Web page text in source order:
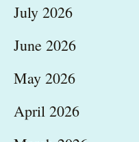
July 2026
June 2026
May 2026
April 2026